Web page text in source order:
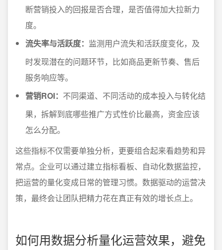
断营销投入的回报是否合理，是否值得加大拉新力
度。
流失率与活跃度： 监测用户流失和活跃度变化，及
时发现潜在的问题环节，比如商品更新节奏、售后
服务响应等。
营销ROI： 不同渠道、不同活动的成本投入与转化结
果，拆解到底哪些推广方式性价比最高，资金应该
怎么分配。
这些指标不仅需要单独分析，更要组合起来看趋势和异
常点。企业可以通过建立指标看板、自动化数据监控，
把运营的量化变成日常的管理习惯。数据驱动的运营决
策，最终会让团队把精力花在真正有效的增长点上。
如何用数据分析量化运营效果，避免